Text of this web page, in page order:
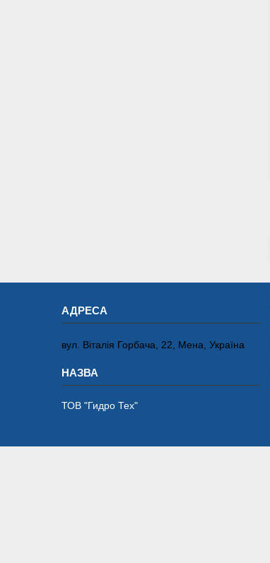
вул. Віталія Горбача, 22, Мена, Україна
ТОВ "Гидро Тех"